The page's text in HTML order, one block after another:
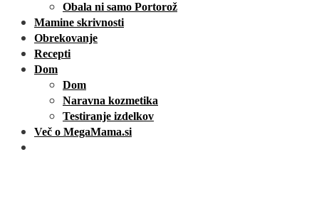
Obala ni samo Portorož
Mamine skrivnosti
Obrekovanje
Recepti
Dom
Dom
Naravna kozmetika
Testiranje izdelkov
Več o MegaMama.si